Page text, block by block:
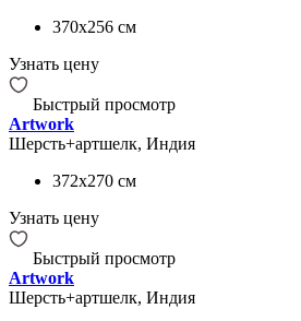
370x256 см
Узнать цену
Быстрый просмотр
Artwork
Шерсть+артшелк, Индия
372x270 см
Узнать цену
Быстрый просмотр
Artwork
Шерсть+артшелк, Индия